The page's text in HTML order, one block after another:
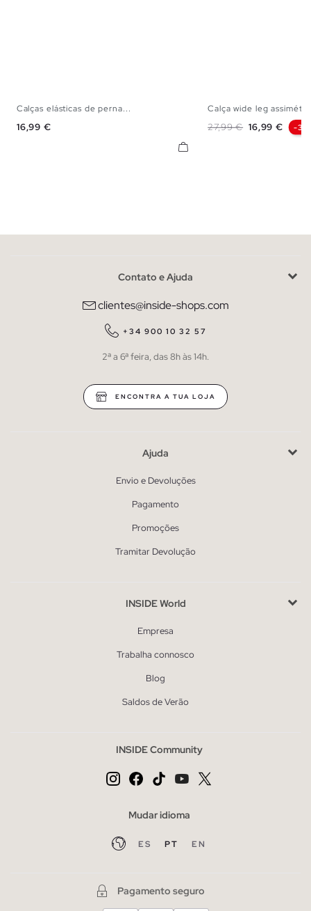
Calças elásticas de perna...
Preço
16,99 €
36
Calça wide leg
Preço normal
27,99 € Preço
16,99 € -
Contato e Ajuda
clientes@inside-shops.com
+34 900 10 32 57
2ª a 6ª feira, das 8h às 14h.
ENCONTRA A TUA LOJA
Ajuda
Envio e Devoluções
Pagamento
Promoções
Tramitar Devolução
INSIDE World
Empresa
Trabalha connosco
Blog
Saldos de Verão
INSIDE Community
Mudar idioma
ES PT EN
Pagamento seguro